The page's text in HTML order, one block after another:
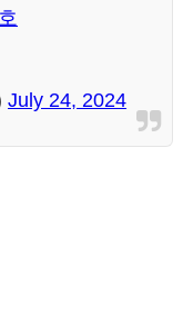
July 24, 2024